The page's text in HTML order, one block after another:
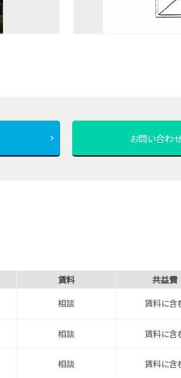
お問い合わ
賃料 共益費
相談 賃料に含
相談 賃料に含
相談 賃料に含